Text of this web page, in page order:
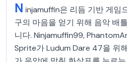
N injamuffin은 리듬 기반 게임
구의 마음을 얻기 위해 음악 배
니다. Ninjamuffin99,
Sprite가 Ludum Dare 47을 위